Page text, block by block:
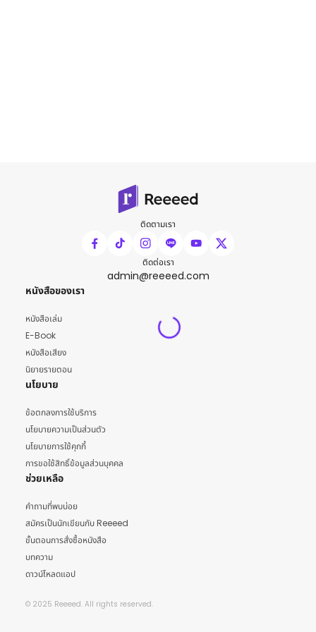
ติดตามเรา
ติดต่อเรา
admin@reeeed.com
หนังสือของเรา
หนังสือเล่ม
E-Book
หนังสือเสียง
นิยายรายตอน
นโยบาย
ข้อตกลงการใช้บริการ
นโยบายความเป็นส่วนตัว
นโยบายการใช้คุกกี้
การขอใช้สิทธิ์ข้อมูลส่วนบุคคล
ช่วยเหลือ
คำถามที่พบบ่อย
สมัครเป็นนักเขียนกับ Reeeed
ขั้นตอนการสั่งซื้อหนังสือ
บทความ
ดาวน์โหลดแอป
© 2025 Reeeed. All rights reserved.